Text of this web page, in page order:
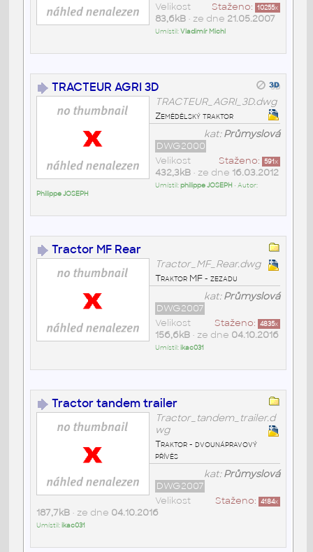
Staženo: 10255x
Velikost
83,6kB• ze dne 21.05.2007
Umístil:Vladimír Michl
TRACTEUR AGRI 3D
TRACTEUR_AGRI_3D.dwg
Zemědělský traktor
kat:Průmyslová
DWG2000
Staženo: 591x
Velikost
432,3kB• ze dne 16.03.2012
Umístil:philippe JOSEPH • Autor:
Philippe JOSEPH
Tractor MF Rear
Tractor_MF_Rear.dwg
Traktor MF - zezadu
kat:Průmyslová
DWG2007
Staženo: 4835x
Velikost
156,6kB• ze dne 04.10.2016
Umístil:ikac031
Tractor tandem trailer
Tractor_tandem_trailer.d
wg
Traktor - dvounápravový
přívěs
kat:Průmyslová
DWG2007
Staženo: 4184x
Velikost
187,7kB• ze dne 04.10.2016
Umístil:ikac031